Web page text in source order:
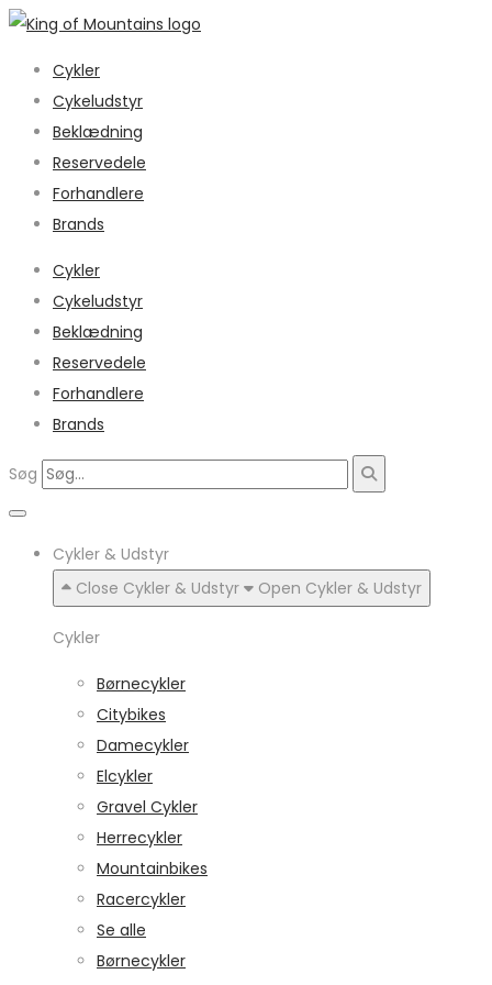
Cykler
Cykeludstyr
Beklædning
Reservedele
Forhandlere
Brands
Cykler
Cykeludstyr
Beklædning
Reservedele
Forhandlere
Brands
Søg
Cykler & Udstyr
Close Cykler & Udstyr
Open Cykler & Udstyr
Cykler
Børnecykler
Citybikes
Damecykler
Elcykler
Gravel Cykler
Herrecykler
Mountainbikes
Racercykler
Se alle
Børnecykler